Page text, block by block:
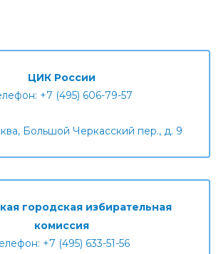
ЦИК России
+7 (495) 606-79-57
Большой Черкасский пер., д. 9
городская избирательная
комиссия
+7 (495) 633-51-56